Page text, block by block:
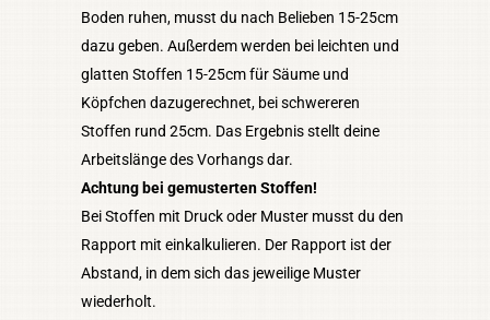
Boden ruhen, musst du nach Belieben 15-25cm
dazu geben. Außerdem werden bei leichten und
glatten Stoffen 15-25cm für Säume und
Köpfchen dazugerechnet, bei schwereren
Stoffen rund 25cm. Das Ergebnis stellt deine
Arbeitslänge des Vorhangs dar.
Achtung bei gemusterten Stoffen!
Bei Stoffen mit Druck oder Muster musst du den
Rapport mit einkalkulieren. Der Rapport ist der
Abstand, in dem sich das jeweilige Muster
wiederholt.